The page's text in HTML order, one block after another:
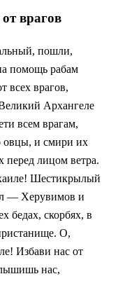
врагов
пошли,
помощь рабам
всех врагов,
Архангеле
всем врагам,
овцы, и смири их
перед лицом ветра.
Шестикрылый
— Херувимов и
бедах, скорбях, в
О,
Избави нас от
нас,